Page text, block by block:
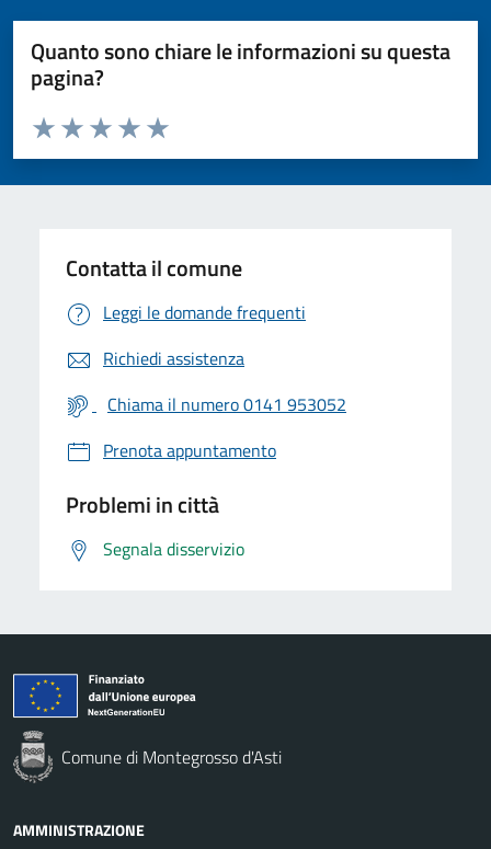
Quanto sono chiare le informazioni su questa
pagina?
Valuta da 1 a 5 stelle la pagina
Valuta 5 stelle su 5
Valuta 4 stelle su 5
Valuta 3 stelle su 5
Valuta 2 stelle su 5
Valuta 1 stelle su 5
Contatta il comune
Leggi le domande frequenti
Richiedi assistenza
Chiama il numero 0141 953052
Prenota appuntamento
Problemi in città
Segnala disservizio
Comune di Montegrosso d'Asti
AMMINISTRAZIONE